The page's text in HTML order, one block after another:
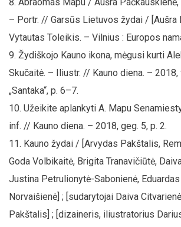
– Portr. // Garsūs Lietuvos žydai / [Aušra
Vytautas Toleikis. – Vilnius : Europos
Žydiškojo Kauno ikona, mėgusi kurti
Skučaitė. – Iliustr. // Kauno diena. –
„Santaka“, p. 6–7.
Užeikite aplankyti A. Mapu
inf. // Kauno diena. – 2018, geg. 5, p. 2.
Kauno žydai / [Arvydas Pakštalis,
Goda Volbikaitė, Brigita Tranavičiūtė,
Justina Petrulionytė-Sabonienė,
Norvaišienė] ; [sudarytojai Daiva
Pakštalis] ; [dizaineris, iliustratorius